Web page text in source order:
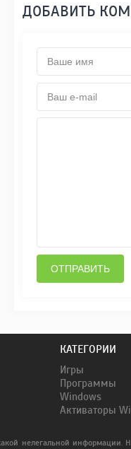
ДОБАВИТЬ
ОТПРАВИТЬ
КАТЕГОРИИ
Игры
Программы
Windows
Активаторы
нелегальной информации.